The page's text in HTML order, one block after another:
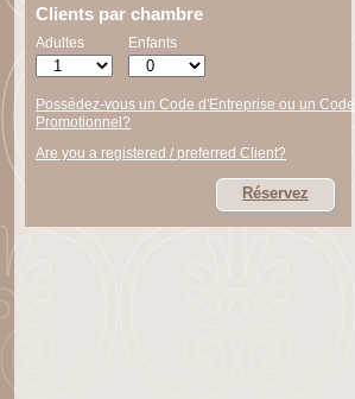
Clients par chambre
Adultes Enfants
Possédez-vous un Code d'Entreprise ou un Code
Promotionnel?
Are you a registered / preferred Client?
Réservez